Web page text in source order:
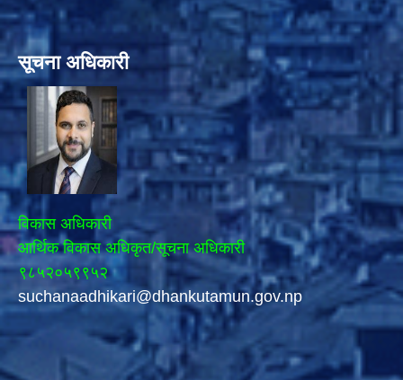
सूचना अधिकारी
विकास अधिकारी
आर्थिक विकास अधिकृत/सूचना अधिकारी
९८५२०५९९५२
suchanaadhikari@dhankutamun.gov.np